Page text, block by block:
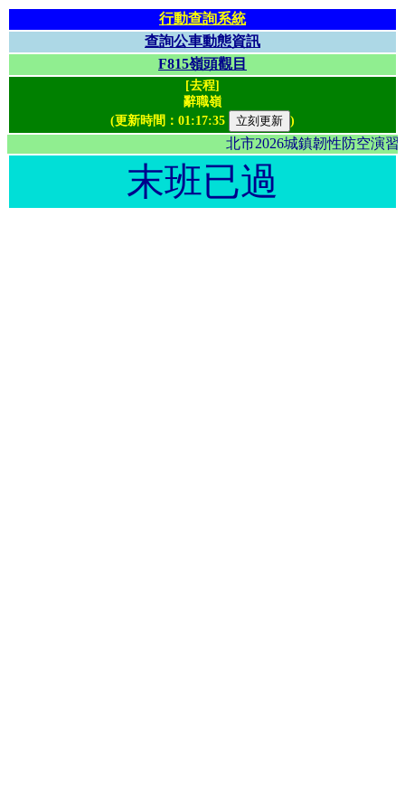
行動查詢系統
查詢公車動態資訊
F815嶺頭觀目
[去程]
辭職嶺
(更新時間： 01:17:35 )
北市2026城鎮韌性防空
末班已過